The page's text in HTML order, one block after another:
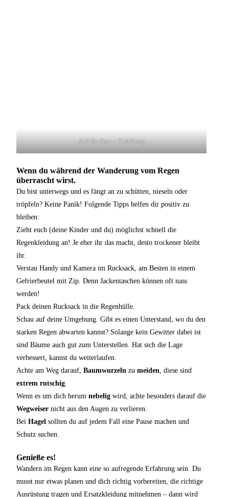
Auf der Rax – Thörlweg
Wenn du während der Wanderung vom Regen
überrascht wirst.
Du bist unterwegs und es fängt an zu schütten, nieseln oder
tröpfeln? Keine Panik! Folgende Tipps helfen dir positiv zu
bleiben:
Zieht euch (deine Kinder und du) möglichst schnell die
Regenkleidung an! Je eher ihr das macht, desto trockener bleibt
ihr.
Verstau Handy und Kamera im Rucksack, am Besten in einem
Gefrierbeutel mit Zip. Denn Jackentaschen können oft nass
werden!
Pack deinen Rucksack in die Regenhülle.
Schau auf deine Umgebung. Gibt es einen Unterstand, wo du den
starken Regen abwarten kannst? Solange kein Gewitter dabei ist
sind Bäume auch gut zum Unterstellen. Hat sich die Lage
verbessert, kannst du weiterlaufen.
Achte am Weg darauf, Baumwurzeln zu meiden , diese sind
extrem rutschig
Wenn es um dich herum nebelig wird, achte besonders darauf die
Wegweiser nicht aus den Augen zu verlieren.
Bei Hagel sollten du auf jedem Fall eine Pause machen und
Schutz suchen.
Genieße es!
Wandern im Regen kann eine so aufregende Erfahrung sein. Du
musst nur etwas planen und dich richtig vorbereiten, die richtige
Ausrüstung tragen und Ersatzkleidung mitnehmen – dann wird